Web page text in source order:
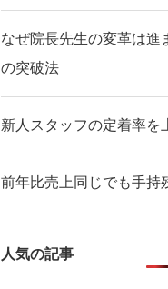
なぜ院長先生の変革は進
の突破法
新人スタッフの定着率を
前年比売上同じでも手持
人気の記事